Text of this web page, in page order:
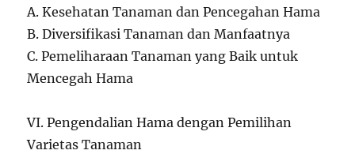
A. Kesehatan Tanaman dan Pencegahan Hama
B. Diversifikasi Tanaman dan Manfaatnya
C. Pemeliharaan Tanaman yang Baik untuk
Mencegah Hama
VI. Pengendalian Hama dengan Pemilihan
Varietas Tanaman